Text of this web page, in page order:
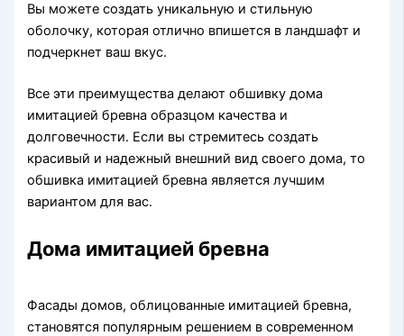
Вы можете создать уникальную и стильную
оболочку, которая отлично впишется в ландшафт и
подчеркнет ваш вкус.
Все эти преимущества делают обшивку дома
имитацией бревна образцом качества и
долговечности. Если вы стремитесь создать
красивый и надежный внешний вид своего дома, то
обшивка имитацией бревна является лучшим
вариантом для вас.
Дома имитацией бревна
Фасады домов, облицованные имитацией бревна,
становятся популярным решением в современном